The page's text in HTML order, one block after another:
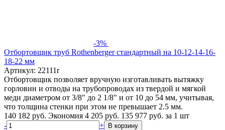
-3%
Отбортовщик труб Rothenberger стандартный на 10-12-14-16-
18-22 мм
Артикул: 22111r
Отбортовщик позволяет вручную изготавливать вытяжку
горловин и отводы на трубопроводах из твердой и мягкой
меди диаметром от 3/8" до 2 1/8" и от 10 до 54 мм, учитывая,
что толщина стенки при этом не превышает 2.5 мм.
140 182 руб. Экономия 4 205 руб. 135 977 руб. за 1 шт
-
+ В корзину